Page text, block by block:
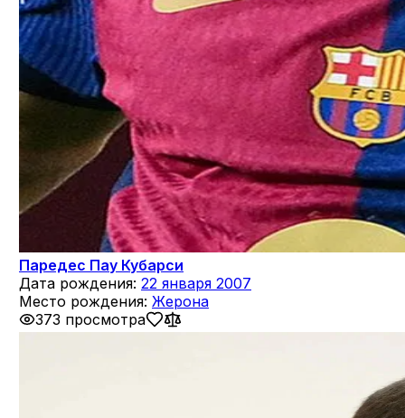
Паредес Пау Кубарси
Дата рождения: 22 января 2007
Место рождения: Жерона
373 просмотра